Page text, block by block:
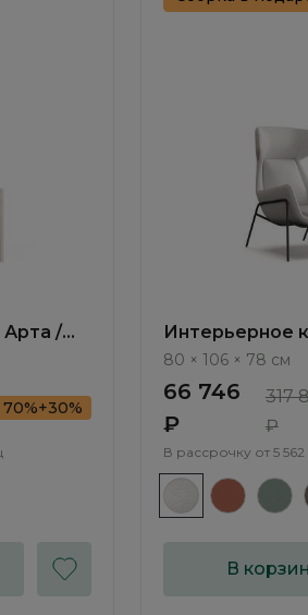
Арта /
70%+30%
Интерьерное
Gleno ММ107.1
80 × 106 × 78 см
66 746
₽
317
₽
В рассрочку от 5
В